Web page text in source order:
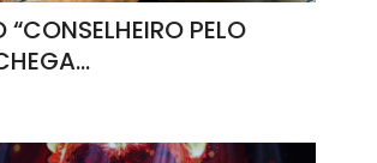
“CONSELHEIRO PELO